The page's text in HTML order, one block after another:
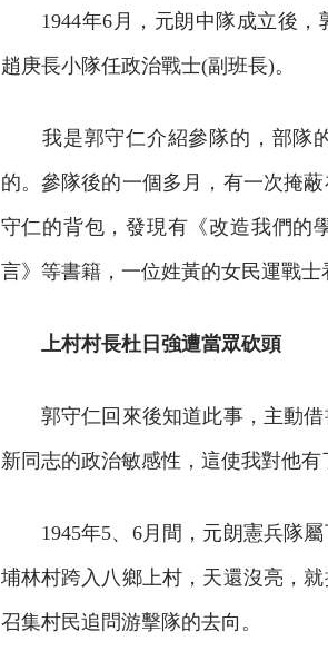
1944年6月，元朗中隊成立後，
趙庚長小隊任政治戰士(副班長)。
我是郭守仁介紹參隊的，部隊
的。參隊後的一個多月，有一次掩
守仁的背包，發現有《改造我們的
言》等書籍，一位姓黃的女民運戰士
上村村長杜日強遭當眾砍頭
郭守仁回來後知道此事，主動借
新同志的政治敏感性，這使我對他有
1945年5、6月間，元朗憲兵隊屬
埔林村跨入八鄉上村，天還沒亮，
召集村民追問游擊隊的去向。